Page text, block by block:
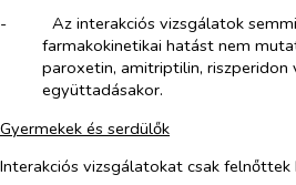
-​
Az interakciós vizsgálatok
farmakokinetikai hatást nem
paroxetin, amitriptilin, riszperidon
együttadásakor.
Gyermekek és serdülők
Interakciós vizsgálatokat csak felnőttek